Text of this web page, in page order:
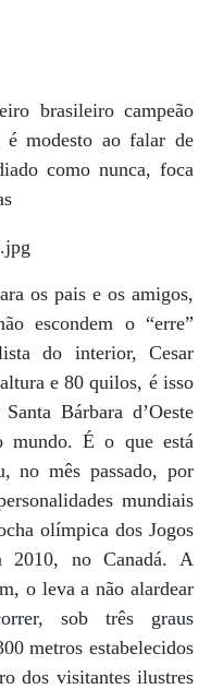
brasileiro campeão
modesto ao falar de
como nunca, foca
os pais e os amigos,
escondem o “erre”
do interior, Cesar
e 80 quilos, é isso
Bárbara d’Oeste
mundo. É o que está
no mês passado, por
mundiais
olímpica dos Jogos
2010, no Canadá. A
o leva a não alardear
sob três graus
metros estabelecidos
dos visitantes ilustres